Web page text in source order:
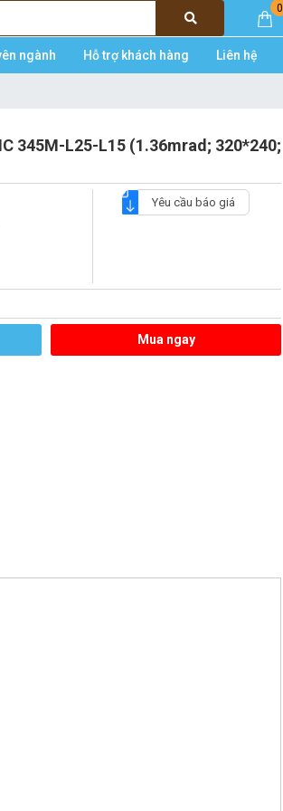
0
ngành Hỗ trợ khách hàng Liên hệ
345M-L25-L15 (1.36mrad; 320*240;
Yêu cầu báo giá
Mua ngay